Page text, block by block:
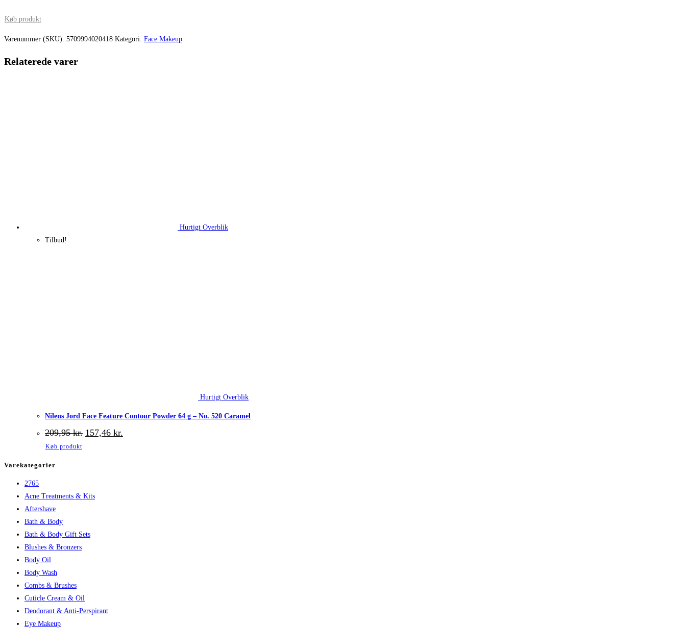
var:
er:
Køb produkt
Varenummer (SKU): 5709994020418 Kategori: Face Makeup
Relaterede varer
Hurtigt Overblik
Tilbud!
Hurtigt Overblik
Nilens Jord Face Feature Contour Powder 64 g – No. 520 Caramel
209,95kr. Den
oprindelige
157,46 kr.
Køb produkt
Varekategorier
2765
Acne Treatments & Kits
Aftershave
Bath & Body
Bath & Body Gift Sets
Blushes & Bronzers
Body Oil
Body Wash
Combs & Brushes
Cuticle Cream & Oil
Deodorant & Anti-Perspirant
Eye Makeup